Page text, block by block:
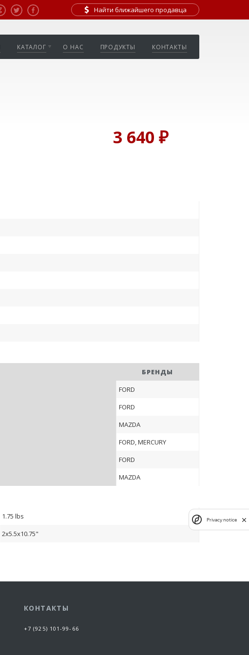
Найти ближайшего продавца
КАТАЛОГ О НАС ПРОДУКТЫ КОНТАКТЫ
3 640 ₽
БРЕНДЫ
FORD
FORD
MAZDA
FORD, MERCURY
FORD
MAZDA
1.75 lbs
2x5.5x10.75"
КОНТАКТЫ
+7 (925) 101-99-66
Privacy notice